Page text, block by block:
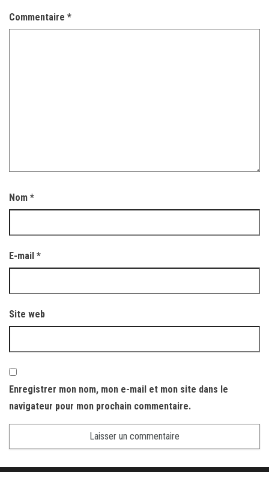
Commentaire *
Nom *
E-mail *
Site web
Enregistrer mon nom, mon e-mail et mon site dans le
navigateur pour mon prochain commentaire.